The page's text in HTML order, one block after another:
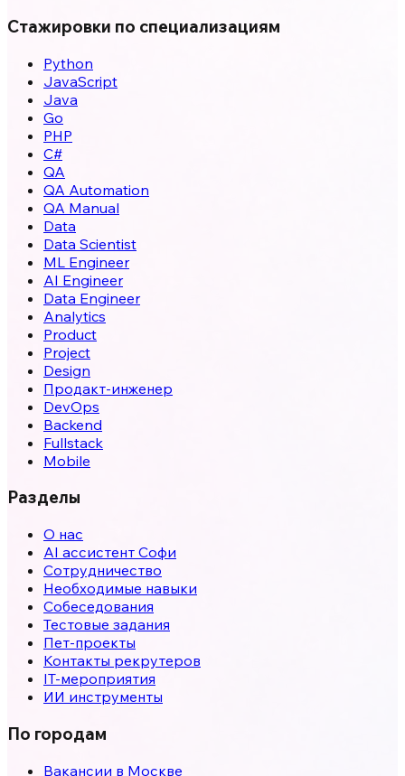
Стажировки по специализациям
Python
JavaScript
Java
Go
PHP
C#
QA
QA Automation
QA Manual
Data
Data Scientist
ML Engineer
AI Engineer
Data Engineer
Analytics
Product
Project
Design
Продакт-инженер
DevOps
Backend
Fullstack
Mobile
Разделы
О нас
AI ассистент Софи
Сотрудничество
Необходимые навыки
Собеседования
Тестовые задания
Пет-проекты
Контакты рекрутеров
IT-мероприятия
ИИ инструменты
По городам
Вакансии в Москве